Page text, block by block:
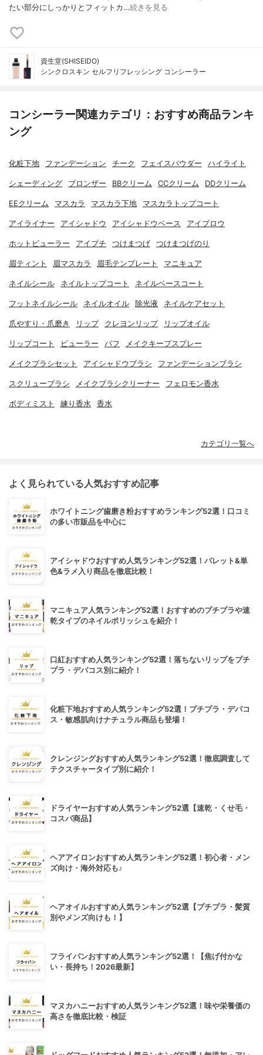
たい部分にしっかりとフィットカ…続きを見る
資生堂(SHISEIDO)
シンクロスキン セルフリフレッシング コンシーラー
コンシーラー関連カテゴリ：おすすめ商品ランキ
ング
化粧下地 ファンデーション チーク フェイスパウダー ハイライト
シェーディング ブロンザー BBクリーム CCクリーム DDクリーム
EEクリーム マスカラ マスカラ下地 マスカラトップコート
アイライナー アイシャドウ アイシャドウベース アイブロウ
ホットビューラー アイプチ つけまつげ つけまつげのり
眉ティント 眉マスカラ 眉毛テンプレート マニキュア
ネイルシール ネイルトップコート ネイルベースコート
フットネイルシール ネイルオイル 除光液 ネイルケアセット
爪やすり・爪磨き リップ クレヨンリップ リップオイル
リップコート ビューラー パフ メイクキープスプレー
メイクブラシセット アイシャドウブラシ ファンデーションブラシ
スクリューブラシ メイクブラシクリーナー フェロモン香水
ボディミスト 練り香水 香水
カテゴリ一覧へ
よく見られている人気おすすめ記事
ホワイトニング歯磨き粉おすすめランキング52選！口コミ
の多い市販品を中心に
アイシャドウおすすめ人気ランキング52選！パレット&単
色&ラメ入り商品を徹底比較！
マニキュア人気ランキング52選！おすすめのプチプラや速
乾タイプのネイルポリッシュを紹介！
口紅おすすめ人気ランキング52選！落ちないリップをプチ
プラ・デパコス別に紹介！
化粧下地おすすめ人気ランキング52選！プチプラ・デパコ
ス・敏感肌向けナチュラル商品も登場！
クレンジングおすすめ人気ランキング52選！徹底調査して
テクスチャータイプ別に紹介！
ドライヤーおすすめ人気ランキング52選【速乾・くせ毛・
コスパ商品】
ヘアアイロンおすすめ人気ランキング52選！初心者・メン
ズ向け・海外対応も♪
ヘアオイルおすすめ人気ランキング52選【プチプラ・髪質
別やメンズ向けも！】
フライパンおすすめ人気ランキング52選！【焦げ付かな
い・長持ち！2026最新】
マヌカハニーおすすめ人気ランキング52選！味や栄養価の
高さを徹底比較・検証